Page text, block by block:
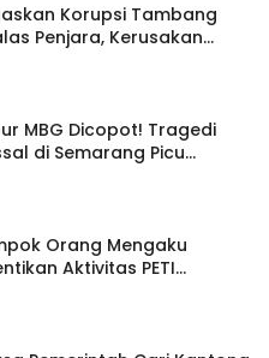
Korupsi Tambang
Penjara, Kerusakan
Dipulihkan
MBG Dicopot! Tragedi
di Semarang Picu
Badan Gizi Nasional
Orang Mengaku
Aktivitas PETI
Adu Mulut dan Aksi